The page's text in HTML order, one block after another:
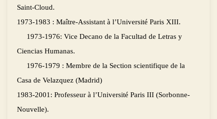
Saint-Cloud.
1973-1983 : Maître-Assistant à l’Université Paris XIII.
1973-1976: Vice Decano de la Facultad de Letras y
Ciencias Humanas.
1976-1979 : Membre de la Section scientifique de la
Casa de Velazquez (Madrid)
1983-2001: Professeur à l’Université Paris III (Sorbonne-
Nouvelle).